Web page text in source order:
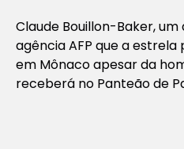
Claude Bouillon-Baker, um
agência AFP que a
em Mônaco apesar da
receberá no Panteão de